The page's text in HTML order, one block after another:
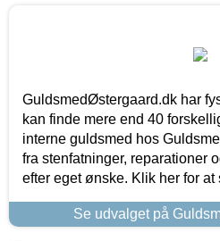
GuldsmedØstergaard.dk har
kan finde mere end 40
interne guldsmed hos
fra stenfatninger, reparationer
efter eget ønske. Klik her for at
Se udvalget på